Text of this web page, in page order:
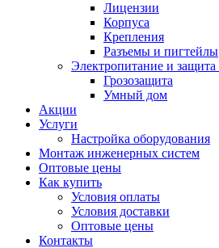
Лицензии
Корпуса
Крепления
Разъемы и пигтейлы
Электропитание и защита
Грозозащита
Умный дом
Акции
Услуги
Настройка оборудования
Монтаж инженерных систем
Оптовые цены
Как купить
Условия оплаты
Условия доставки
Оптовые цены
Контакты